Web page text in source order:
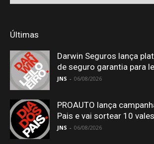
Últimas
Darwin Seguros lança
de seguro garantia para
JNS - 06/08/2026
PROAUTO lança
Pais e vai sortear 10
JNS - 06/08/2026